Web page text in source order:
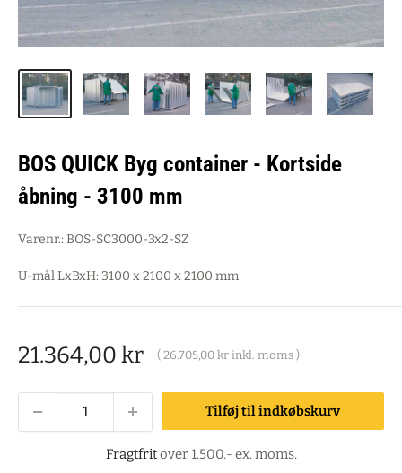
BOS QUICK Byg container - Kortside
åbning - 3100 mm
Varenr.: BOS-SC3000-3x2-SZ
U-mål LxBxH: 3100 x 2100 x 2100 mm
Salgspris
21.364,00 kr ( 26.705,00 kr inkl. moms )
Tilføj til indkøbskurv
Fragtfritover 1.500.- ex. moms.